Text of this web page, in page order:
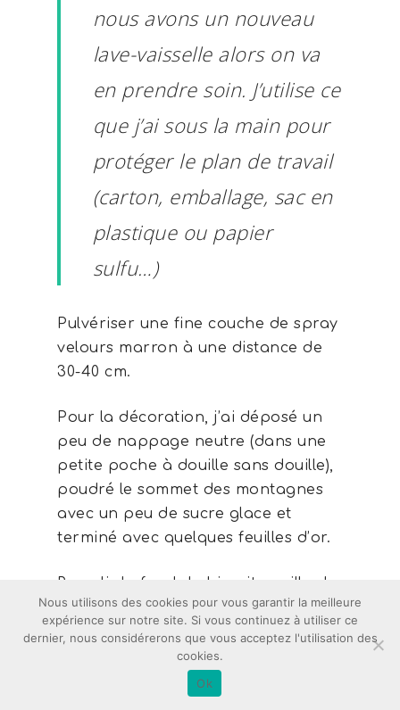
nous avons un nouveau
lave-vaisselle alors on va
en prendre soin. J’utilise ce
que j’ai sous la main pour
protéger le plan de travail
(carton, emballage, sac en
plastique ou papier
sulfu…)
Pulvériser une fine couche de spray
velours marron à une distance de
30-40 cm.
Pour la décoration, j’ai déposé un
peu de nappage neutre (dans une
petite poche à douille sans douille),
poudré le sommet des montagnes
avec un peu de sucre glace et
terminé avec quelques feuilles d’or.
Remplir le fond du biscuit vanille de
pâte de spéculoos maison.
A l’aide d’une spatule coudée,
déposer délicatement l’entremets
sur le biscuit, en faisant attention à
Nous utilisons des cookies pour vous garantir la meilleure
expérience sur notre site. Si vous continuez à utiliser ce
dernier, nous considérerons que vous acceptez l'utilisation des
cookies.
Ok